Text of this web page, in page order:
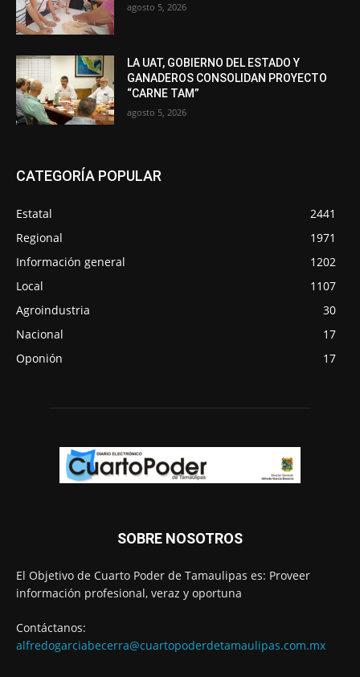
agosto 5, 2026
LA UAT, GOBIERNO DEL ESTADO Y
GANADEROS CONSOLIDAN PROYECTO
“CARNE TAM”
agosto 5, 2026
CATEGORÍA POPULAR
Estatal
2441
Regional
1971
Información general
1202
Local
1107
Agroindustria
30
Nacional
17
Oponión
17
SOBRE NOSOTROS
El Objetivo de Cuarto Poder de Tamaulipas es: Proveer
información profesional, veraz y oportuna
Contáctanos:
alfredogarciabecerra@cuartopoderdetamaulipas.com.mx